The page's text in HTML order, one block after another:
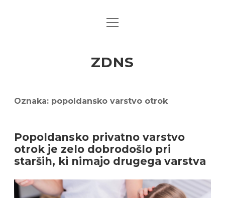
open
ZDNS
Oznaka: popoldansko varstvo otrok
Popoldansko privatno varstvo
otrok je zelo dobrodošlo pri
starših, ki nimajo drugega varstva